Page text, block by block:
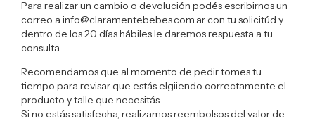
Para realizar un cambio o devolución podés escribirnos un
correo a info@claramentebebes.com.arcon tu solicitúd y
dentro de los 20 días hábiles le daremos respuesta a tu
consulta.
Recomendamos que al momento de pedir tomes tu
tiempo para revisar que estás elgiiendo correctamente el
producto y talle que necesitás.
Si no estás satisfecha, realizamos reembolsos del valor de